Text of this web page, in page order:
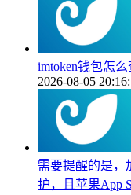
imtoken钱包怎
2026-08-05
需要提醒的是，
护，且苹果App